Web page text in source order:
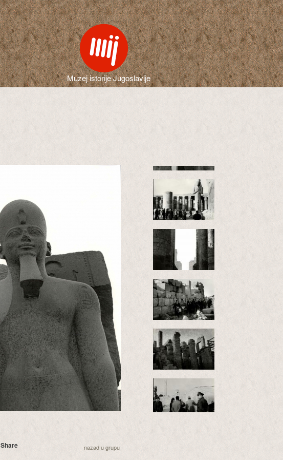
Muzej istorije Jugoslavije
Share nazad u grupu